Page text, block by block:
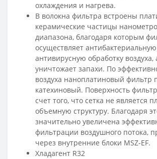
охлаждения и нагрева.
В волокна фильтра встроены
керамические частицы
диапазона, благодаря которым
осуществляет
антивирусную обработку воздуха,
уничтожает запахи. По
воздуха наноплатиновый фильтр
катехиновый. Поверхность
счет того, что сетка не является
объемную структуру. Благодаря
значительно увеличена
фильтрации воздушного потока,
через внутренние блоки MSZ-EF.
Хладагент R32